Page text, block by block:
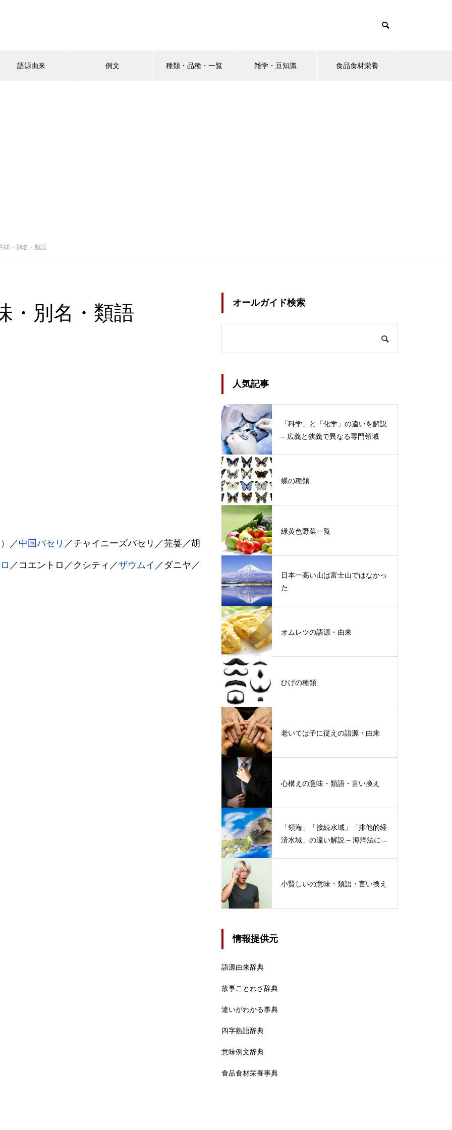
語源由来 例文 種類・品種・一覧 雑学・豆知識 食品食材栄養
味・別名・類語
・別名・類語
／ 中国パセリ ／チャイニーズパセリ／芫荽／胡
／コエントロ／クシティ／ザウムイ ／ダニヤ／
オールガイド検索
人気記事
「科学」と「化学」の違いを解説
– 広義と狭義で異なる専門領域
蝶の種類
緑黄色野菜一覧
日本一高い山は富士山ではなかっ
た
オムレツの語源・由来
ひげの種類
老いては子に従えの語源・由来
心構えの意味・類語・言い換え
「領海」「接続水域」「排他的経
済水域」の違い解説 – 海洋法にお
小賢しいの意味・類語・言い換え
情報提供元
語源由来辞典
故事ことわざ辞典
違いがわかる事典
四字熟語辞典
意味例文辞典
食品食材栄養事典